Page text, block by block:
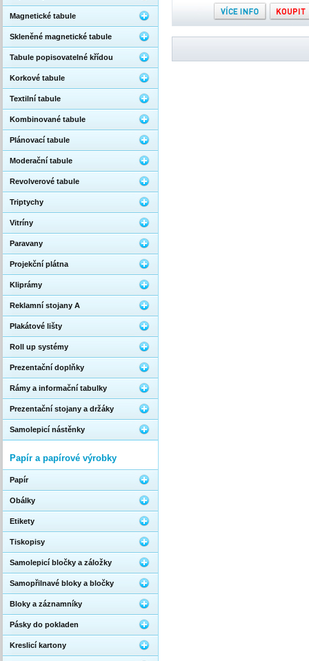
Magnetické tabule
Skleněné magnetické tabule
Tabule popisovatelné křídou
Korkové tabule
Textilní tabule
Kombinované tabule
Plánovací tabule
Moderační tabule
Revolverové tabule
Triptychy
Vitríny
Paravany
Projekční plátna
Kliprámy
Reklamní stojany A
Plakátové lišty
Roll up systémy
Prezentační doplňky
Rámy a informační tabulky
Prezentační stojany a držáky
Samolepicí nástěnky
Papír a papírové výrobky
Papír
Obálky
Etikety
Tiskopisy
Samolepicí bločky a záložky
Samopřilnavé bloky a bločky
Bloky a záznamníky
Pásky do pokladen
Kreslicí kartony